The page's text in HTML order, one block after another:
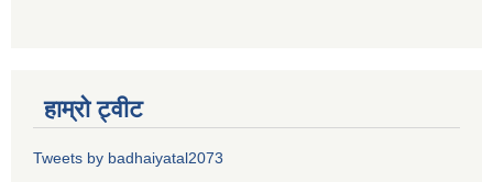
हाम्रो ट्वीट
Tweets by badhaiyatal2073